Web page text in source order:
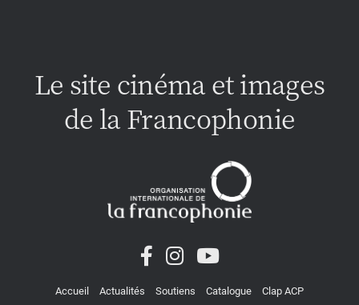
Le site cinéma et images
de la Francophonie
Accueil Actualités Soutiens Catalogue
Clap ACP